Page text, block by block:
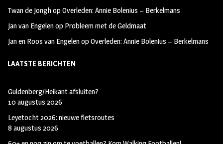
Twan de JonghopOverleden: Annie Bolenius – Berkelmans
Jan van Engelenop Probleem met de Geldmaat
Jan en Roos van EngelenopOverleden: Annie Bolenius – Berkelmans
LAATSTE BERICHTEN
Guldenberg/Heikant afsluiten?
10 augustus 2026
Leyetocht 2026: nieuwe fietsroutes
8 augustus 2026